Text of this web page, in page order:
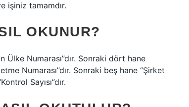
işiniz tamamdır.
OKUNUR?
Ülke Numarası”dır. Sonraki dört hane
Numarası”dır. Sonraki beş hane “Şirket
Sayısı”dır.